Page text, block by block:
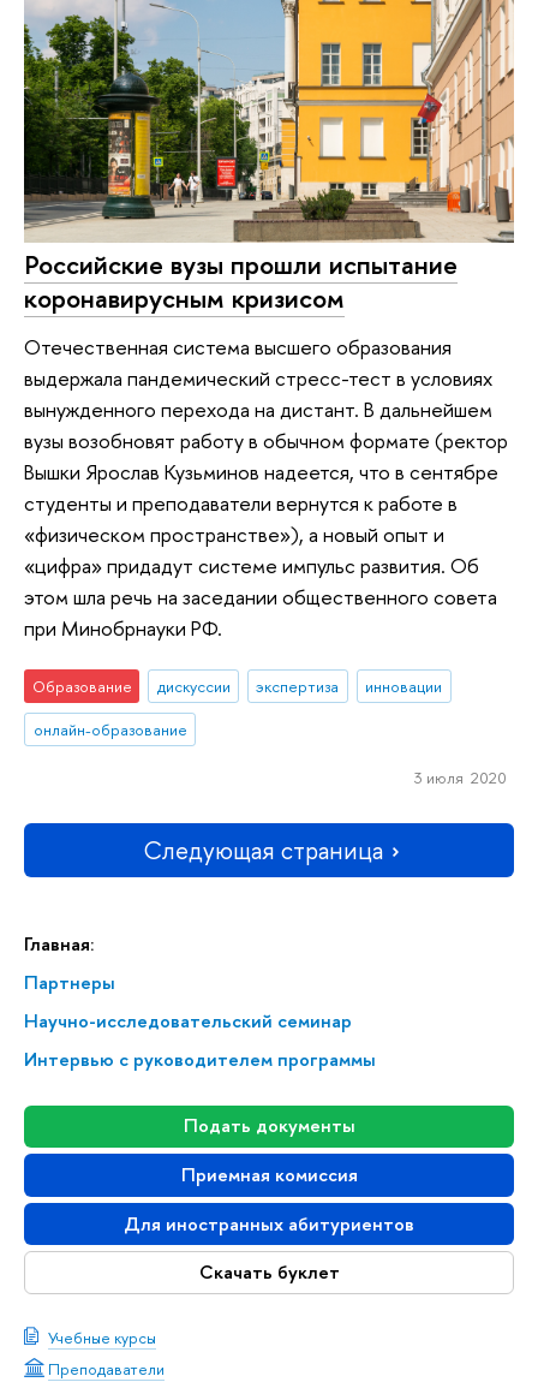
Главная:
Партнеры
Научно-исследовательский семинар
Интервью с руководителем программы
Подать документы
Приемная комиссия
Для иностранных абитуриентов
Скачать буклет
Учебные курсы
Преподаватели
Российские вузы прошли испытание
коронавирусным кризисом
Отечественная система высшего образования
выдержала пандемический стресс-тест в условиях
вынужденного перехода на дистант. В дальнейшем
вузы возобновят работу в обычном формате (ректор
Вышки Ярослав Кузьминов надеется, что в сентябре
студенты и преподаватели вернутся к работе в
«физическом пространстве»), а новый опыт и
«цифра» придадут системе импульс развития. Об
этом шла речь на заседании общественного совета
при Минобрнауки РФ.
Образование дискуссии экспертиза
инновации
онлайн-образование
3 июля 2020
Следующая страница